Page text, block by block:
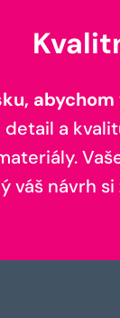
a
váš návrh